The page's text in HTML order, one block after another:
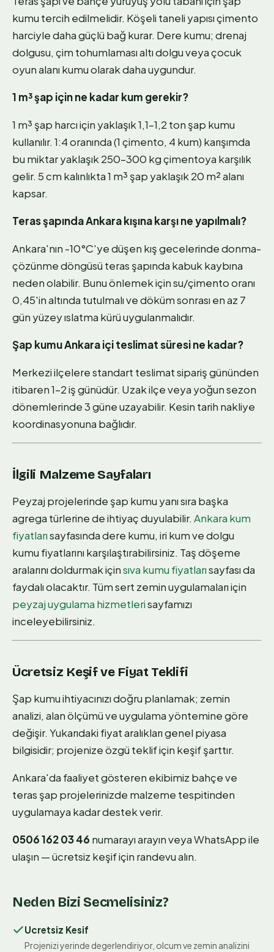
kumu tercih edilmelidir. Köşeli taneli yapısı çimento
harciyle daha güçlü bağ kurar. Dere kumu; drenaj
dolgusu, çim tohumlaması altı dolgu veya çocuk
oyun alanı kumu olarak daha uygundur.
1 m³ şap için ne kadar kum gerekir?
1 m³ şap harcı için yaklaşık 1,1–1,2 ton şap kumu
kullanılır. 1:4 oranında (1 çimento, 4 kum) karışımda
bu miktar yaklaşık 250–300 kg çimentoya karşılık
gelir. 5 cm kalınlıkta 1 m³ şap yaklaşık 20 m² alanı
kapsar.
Teras şapında Ankara kışına karşı ne yapılmalı?
Ankara'nın -10°C'ye düşen kış gecelerinde donma-
çözünme döngüsü teras şapında kabuk kaybına
neden olabilir. Bunu önlemek için su/çimento oranı
0,45'in altında tutulmalı ve döküm sonrası en az 7
gün yüzey ıslatma kürü uygulanmalıdır.
Şap kumu Ankara içi teslimat süresi ne kadar?
Merkezi ilçelere standart teslimat sipariş gününden
itibaren 1–2 iş günüdür. Uzak ilçe veya yoğun sezon
dönemlerinde 3 güne uzayabilir. Kesin tarih nakliye
koordinasyonuna bağlıdır.
İlgili Malzeme Sayfaları
Peyzaj projelerinde şap kumu yanı sıra başka
agrega türlerine de ihtiyaç duyulabilir. Ankara kum
fiyatlarısayfasında dere kumu, iri kum ve dolgu
kumu fiyatlarını karşılaştırabilirsiniz. Taş döşeme
aralarını doldurmak içinsıva kumu fiyatlarısayfası da
faydalı olacaktır. Tüm sert zemin uygulamaları için
peyzaj uygulama hizmetlerisayfamızı
inceleyebilirsiniz.
Ücretsiz Keşif ve Fiyat Teklifi
Şap kumu ihtiyacınızı doğru planlamak; zemin
analizi, alan ölçümü ve uygulama yöntemine göre
değişir. Yukarıdaki fiyat aralıkları genel piyasa
bilgisidir; projenize özgü teklif için keşif şarttır.
Ankara'da faaliyet gösteren ekibimiz bahçe ve
teras şap projelerinizde malzeme tespitinden
uygulamaya kadar destek verir.
0506 162 03 46 numarayı arayın veya WhatsApp ile
ulaşın — ücretsiz keşif için randevu alın.
Neden Bizi Secmelisiniz?
Ucretsiz Kesif
Projenizi yerinde degerlendiriyor, olcum ve zemin analizini